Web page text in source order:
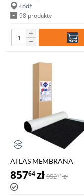
Łódź
98 produkty
+
−
ATLAS MEMBRANA
BITUMICZNA SMB -
papa samoprzylepna, 15
85764zł95293 zł